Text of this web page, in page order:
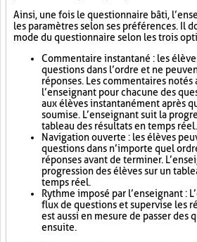
Ainsi, une fois le questionnaire bâti,
les paramètres selon ses préférences. Il
mode du questionnaire selon les trois
Commentaire instantané : les
questions dans l’ordre et ne
réponses. Les commentaires notés
l’enseignant pour chacune des
aux élèves instantanément après
soumise. L’enseignant suit la
tableau des résultats en temps réel.
Navigation ouverte : les élèves
questions dans n’importe quel
réponses avant de terminer.
progression des élèves sur un
temps réel.
Rythme imposé par l’enseignant :
flux de questions et supervise les
est aussi en mesure de passer des
ensuite.